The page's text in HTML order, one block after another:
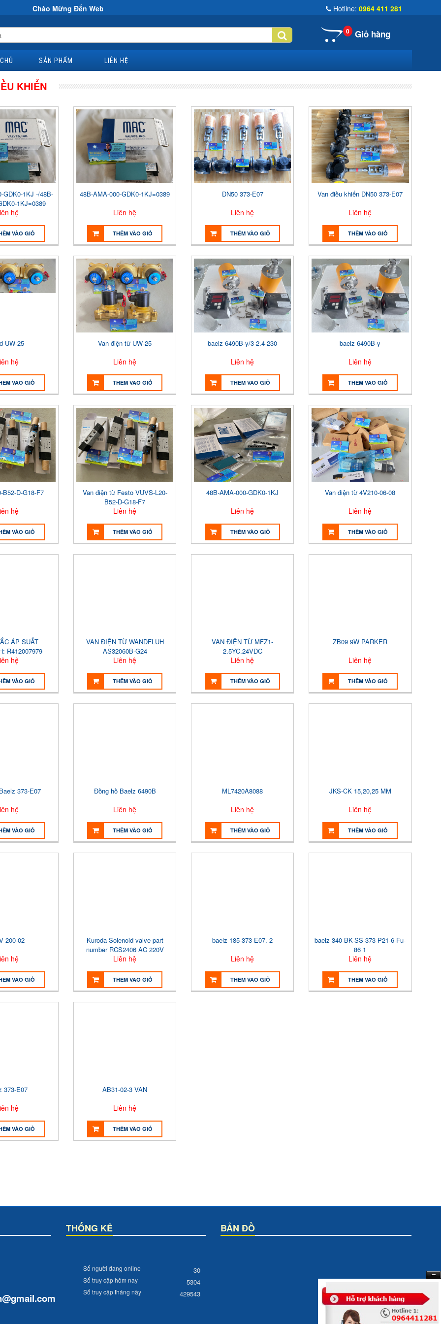
Chào Mừng Đến Website Đại Hùng Co Hotline: 0964 411 281
0 Giỏ hàng
SẢN PHẨM LIÊN HỆ
KHIỂN
GDK0-1KJ -/48B-
1KJ=0389
hệ
VÀO GIỎ
48B-AMA-000-GDK0-1KJ=0389
Liên hệ
THÊM VÀO GIỎ
DN50 373-E07
Liên hệ
THÊM VÀO GIỎ
Van điều khiển DN50 373-E07
Liên hệ
THÊM VÀO GIỎ
UW-25
hệ
VÀO GIỎ
Van điện từ UW-25
Liên hệ
THÊM VÀO GIỎ
baelz 6490B-y/3-2.4-230
Liên hệ
THÊM VÀO GIỎ
baelz 6490B-y
Liên hệ
THÊM VÀO GIỎ
B52-D-G18-F7
hệ
VÀO GIỎ
Van điện từ Festo VUVS-L20-
B52-D-G18-F7
Liên hệ
THÊM VÀO GIỎ
48B-AMA-000-GDK0-1KJ
Liên hệ
THÊM VÀO GIỎ
Van điện từ 4V210-06-08
Liên hệ
THÊM VÀO GIỎ
ÁP SUẤT
R412007979
hệ
VÀO GIỎ
VAN ĐIỆN TỪ WANDFLUH
AS32060B-G24
Liên hệ
THÊM VÀO GIỎ
VAN ĐIỆN TỪ MFZ1-
2.5YC.24VDC
Liên hệ
THÊM VÀO GIỎ
ZB09 9W PARKER
Liên hệ
THÊM VÀO GIỎ
373-E07
hệ
VÀO GIỎ
Đồng hồ Baelz 6490B
Liên hệ
THÊM VÀO GIỎ
ML7420A8088
Liên hệ
THÊM VÀO GIỎ
JKS-CK 15,20,25 MM
Liên hệ
THÊM VÀO GIỎ
200-02
hệ
VÀO GIỎ
Kuroda Solenoid valve part
number RCS2406 AC 220V
Liên hệ
THÊM VÀO GIỎ
baelz 185-373-E07. 2
Liên hệ
THÊM VÀO GIỎ
baelz 340-BK-SS-373-P21-6-Fu-
86 1
Liên hệ
THÊM VÀO GIỎ
373-E07
hệ
VÀO GIỎ
AB31-02-3 VAN
Liên hệ
THÊM VÀO GIỎ
@gmail.com
THỐNG KÊ
Số người đang online 30
Số truy cập hôm nay 5304
Số truy cập tháng này 429543
BẢN ĐỒ